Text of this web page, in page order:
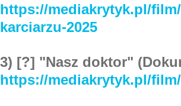
https://mediakrytyk.pl/
karciarzu-2025
3) [?] "Nasz doktor"
https://mediakrytyk.pl/